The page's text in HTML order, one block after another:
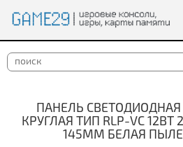
ПАНЕЛЬ
КРУГЛАЯ ТИП RLP-VC
145ММ БЕЛАЯ